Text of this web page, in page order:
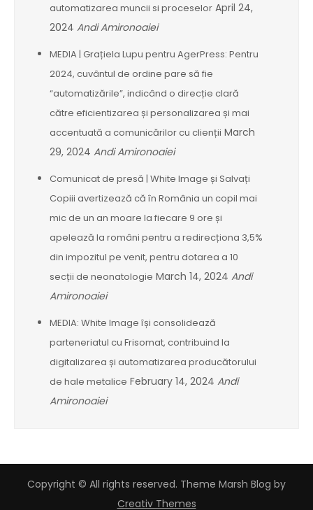
automatizarea muncii si proceselor April 24,
2024 Andi Amironoaiei
MEDIA | Grațiela Lupu pentru AgerPress: Pentru
2024, cuvântul de ordine pare să fie
“automatizările”, indicând o direcție clară
către eficientizarea și personalizarea și mai
accentuată a comunicărilor cu clienții March
29, 2024 Andi Amironoaiei
Comunicat de presă | White Image și Salvați
Copiii avertizează că în România un copil mai
mic de un an moare la fiecare 9 ore și
apelează la români pentru a redirecționa 3,5%
din impozitul pe venit, pentru dotarea a 10
secții de neonatologie March 14, 2024 Andi
Amironoaiei
MEDIA: White Image își consolidează
parteneriatul cu Frisomat, contribuind la
digitalizarea și automatizarea producătorului
de hale metalice February 14, 2024 Andi
Amironoaiei
Copyright © All rights reserved. Theme Marsh Blog by
Creativ Themes